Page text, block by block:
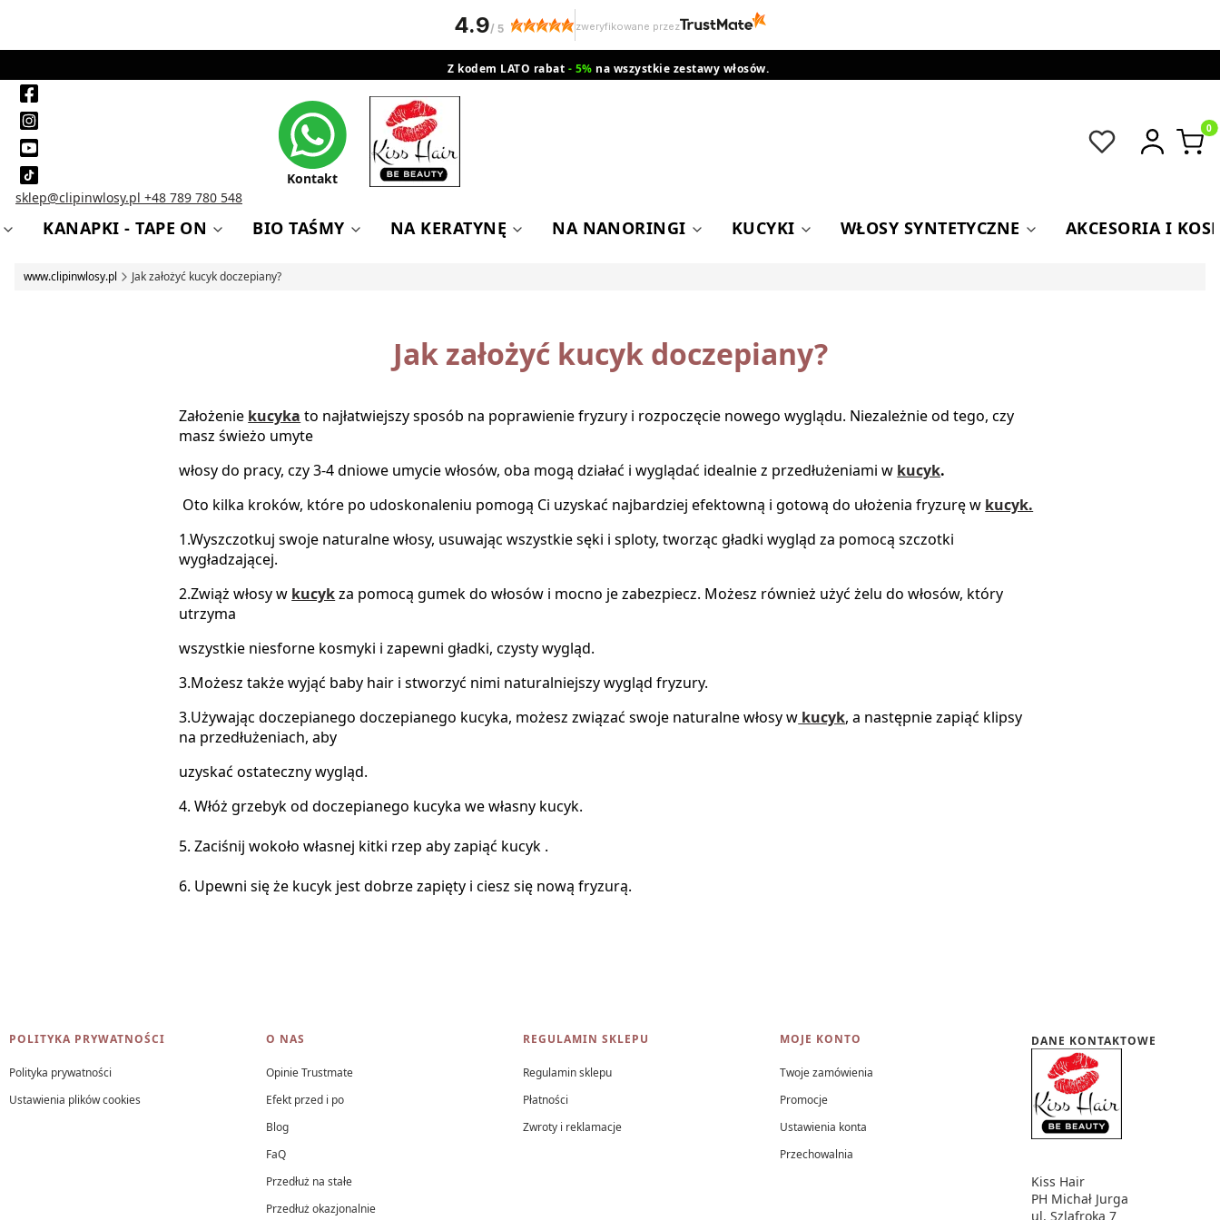
Z kodem LATO rabat - 5% na wszystkie zestawy włosów.
sklep@clipinwlosy.pl +48 789 780 548
Kontakt
KANAPKI - TAPE ON BIO TAŚMY NA KERATYNĘ NA NANORINGI KUCYKI WŁOSY SYNTETYCZNE AKCESORIA I
www.clipinwlosy.pl Jak założyć kucyk doczepiany?
Jak założyć kucyk doczepiany?
Założenie kucyka to najłatwiejszy sposób na poprawienie fryzury i rozpoczęcie nowego wyglądu. Niezależnie od tego, czy
masz świeżo umyte
włosydo pracy, czy 3-4 dniowe umycie włosów, oba mogą działać i wyglądać idealnie z przedłużeniami w kucyk.
Oto kilka kroków, które po udoskonaleniu pomogą Ci uzyskać najbardziej efektowną i gotową do ułożenia fryzurę w kucyk.
1.Wyszczotkuj swoje naturalne włosy, usuwając wszystkie sęki i sploty, tworząc gładki wygląd za pomocą szczotki
wygładzającej.
2.Zwiąż włosy w kucykza pomocą gumek do włosów i mocno je zabezpiecz. Możesz również użyć żelu do włosów, który
utrzyma
wszystkie niesforne kosmyki i zapewni gładki, czysty wygląd.
3.Możesz także wyjąć baby hair i stworzyć nimi naturalniejszy wygląd fryzury.
3.Używając doczepianego doczepianego kucyka, możesz związać swoje naturalne włosy w kucyk, a następnie zapiąć klipsy
na przedłużeniach, aby
uzyskać ostateczny wygląd.
4. Włóż grzebyk od doczepianego kucyka we własny kucyk.
5. Zaciśnij wokoło własnej kitki rzep aby zapiąć kucyk .
6. Upewni się że kucyk jest dobrze zapięty i ciesz się nową fryzurą.
Linki w stopce
POLITYKA PRYWATNOŚCI
Polityka prywatności
Ustawienia plików cookies
O NAS
Opinie Trustmate
Efekt przed i po
Blog
FaQ
Przedłuż na stałe
Przedłuż okazjonalnie
REGULAMIN SKLEPU
Regulamin sklepu
Płatności
Zwroty i reklamacje
MOJE KONTO
Twoje zamówienia
Promocje
Ustawienia konta
Przechowalnia
DANE KONTAKTOWE
Kiss Hair
PH Michał Jurga
ul. Szlafroka 7
4.9/ 5 zweryfikowane przez